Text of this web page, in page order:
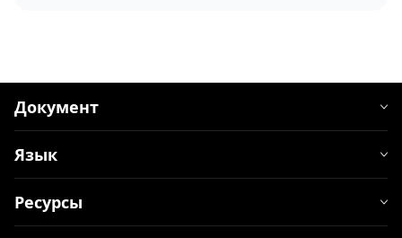
Документ
Язык
Ресурсы